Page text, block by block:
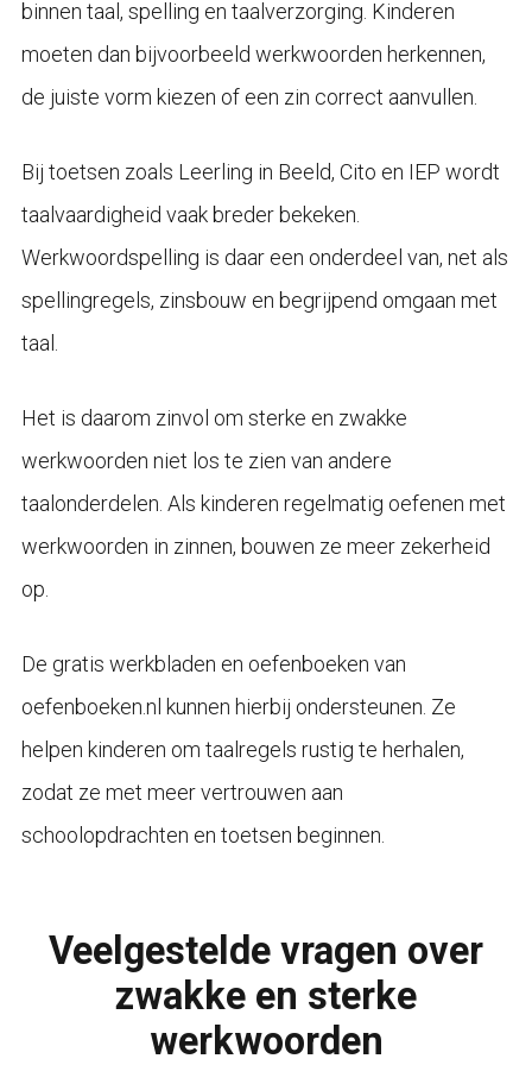
binnen taal, spelling en taalverzorging. Kinderen
moeten dan bijvoorbeeld werkwoorden herkennen,
de juiste vorm kiezen of een zin correct aanvullen.
Bij toetsen zoals Leerling in Beeld, Cito en IEP wordt
taalvaardigheid vaak breder bekeken.
Werkwoordspelling is daar een onderdeel van, net als
spellingregels, zinsbouw en begrijpend omgaan met
taal.
Het is daarom zinvol om sterke en zwakke
werkwoorden niet los te zien van andere
taalonderdelen. Als kinderen regelmatig oefenen met
werkwoorden in zinnen, bouwen ze meer zekerheid
op.
De gratis werkbladen en oefenboeken van
oefenboeken.nl kunnen hierbij ondersteunen. Ze
helpen kinderen om taalregels rustig te herhalen,
zodat ze met meer vertrouwen aan
schoolopdrachten en toetsen beginnen.
Veelgestelde vragen over
zwakke en sterke
werkwoorden